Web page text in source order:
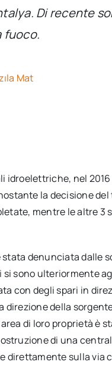
Di recente
fuoco.
Mat
idroelettriche, nel
la decisione
mentre le altre 3
denunciata dalle
sono ulteriormente
con degli spari in
direzione della
di loro proprietà è
di una
direttamente sulla via